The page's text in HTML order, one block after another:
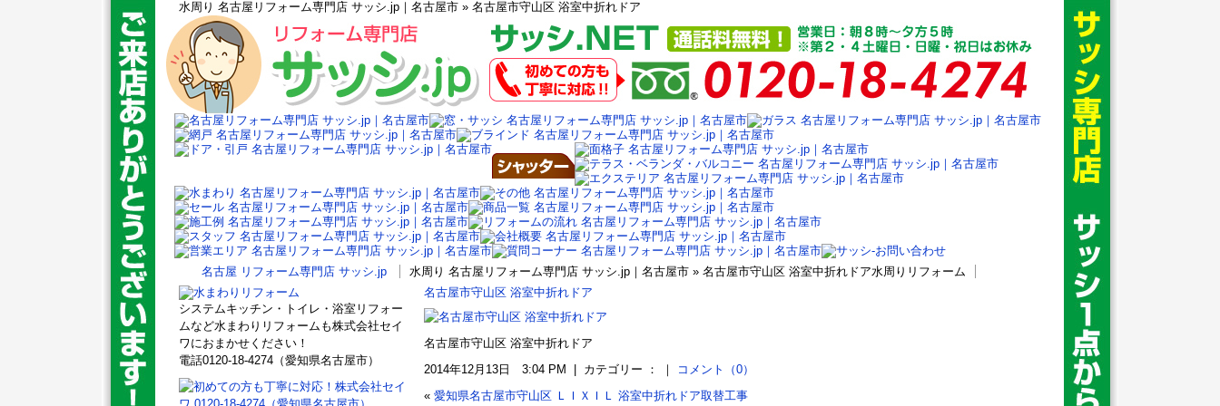
水周り 名古屋リフォーム専門店 サッシ.jp｜名古屋市 » 名古屋市守山区 浴室中折れドア
名古屋 リフォーム専門店 サッシ.jp
水周り 名古屋リフォーム専門店 サッシ.jp｜名古屋市 » 名古屋市守山区 浴室中折れドア水周りリフォーム
名古屋市守山区 浴室中折れドア
名古屋市守山区 浴室中折れドア
2014年12月13日 3:04 PM | カテゴリー ： ｜
コメント（0）
« 愛知県名古屋市守山区 ＬＩＸＩＬ 浴室中折れドア取替工事
システムキッチン・トイレ・浴室リフォー
ムなど水まわりリフォームも株式会社セイ
ワにおまかせください！
電話0120-18-4274（愛知県名古屋市）